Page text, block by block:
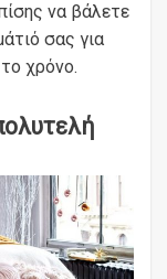
να βάλετε
σας για
χρόνο.